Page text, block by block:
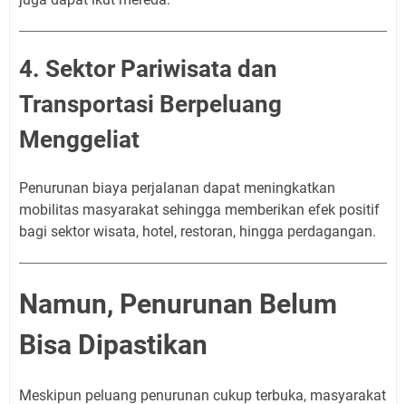
4. Sektor Pariwisata dan
Transportasi Berpeluang
Menggeliat
Penurunan biaya perjalanan dapat meningkatkan
mobilitas masyarakat sehingga memberikan efek positif
bagi sektor wisata, hotel, restoran, hingga perdagangan.
Namun, Penurunan Belum
Bisa Dipastikan
Meskipun peluang penurunan cukup terbuka, masyarakat